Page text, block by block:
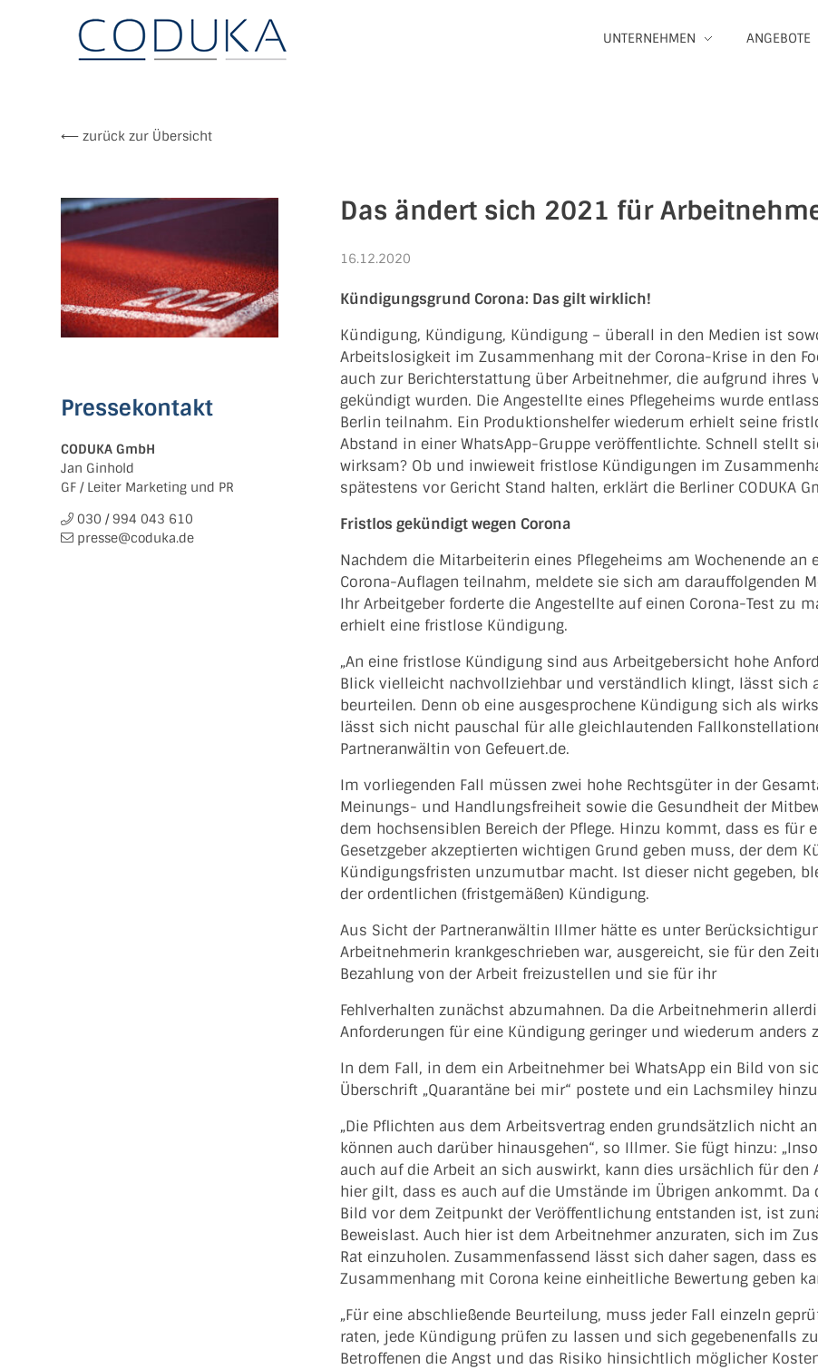
UNTERNEHMEN ANGEBOTE
Das ändert sich 2021 für
16.12.2020
Kündigungsgrund Corona: Das gilt wirklich!
Kündigung, Kündigung, Kündigung – überall in den Medien ist
Arbeitslosigkeit im Zusammenhang mit der Corona-Krise in den
auch zur Berichterstattung über Arbeitnehmer, die aufgrund ihres
gekündigt wurden. Die Angestellte eines Pflegeheims wurde
Berlin teilnahm. Ein Produktionshelfer wiederum erhielt seine
Abstand in einer WhatsApp-Gruppe veröffentlichte. Schnell stellt
wirksam? Ob und inwieweit fristlose Kündigungen im
spätestens vor Gericht Stand halten, erklärt die Berliner CODUKA
Fristlos gekündigt wegen Corona
Nachdem die Mitarbeiterin eines Pflegeheims am Wochenende
Corona-Auflagen teilnahm, meldete sie sich am darauffolgenden
Ihr Arbeitgeber forderte die Angestellte auf einen Corona-Test zu
erhielt eine fristlose Kündigung.
„An eine fristlose Kündigung sind aus Arbeitgebersicht hohe
Blick vielleicht nachvollziehbar und verständlich klingt, lässt sich
beurteilen. Denn ob eine ausgesprochene Kündigung sich als
lässt sich nicht pauschal für alle gleichlautenden
Partneranwältin von Gefeuert.de.
Im vorliegenden Fall müssen zwei hohe Rechtsgüter in der
Meinungs- und Handlungsfreiheit sowie die Gesundheit der
dem hochsensiblen Bereich der Pflege. Hinzu kommt, dass es
Gesetzgeber akzeptierten wichtigen Grund geben muss, der dem
Kündigungsfristen unzumutbar macht. Ist dieser nicht gegeben,
der ordentlichen (fristgemäßen) Kündigung.
Aus Sicht der Partneranwältin Illmer hätte es unter
Arbeitnehmerin krankgeschrieben war, ausgereicht, sie für den
Bezahlung von der Arbeit freizustellen und sie für ihr
Fehlverhalten zunächst abzumahnen. Da die Arbeitnehmerin
Anforderungen für eine Kündigung geringer und wiederum anders
In dem Fall, in dem ein Arbeitnehmer bei WhatsApp ein Bild von
Überschrift „Quarantäne bei mir“ postete und ein Lachsmiley
„Die Pflichten aus dem Arbeitsvertrag enden grundsätzlich nicht
können auch darüber hinausgehen“, so Illmer. Sie fügt hinzu:
auch auf die Arbeit an sich auswirkt, kann dies ursächlich für den
hier gilt, dass es auch auf die Umstände im Übrigen ankommt.
Bild vor dem Zeitpunkt der Veröffentlichung entstanden ist, ist
Beweislast. Auch hier ist dem Arbeitnehmer anzuraten, sich im
Rat einzuholen. Zusammenfassend lässt sich daher sagen, dass
Zusammenhang mit Corona keine einheitliche Bewertung geben
„Für eine abschließende Beurteilung, muss jeder Fall einzeln
raten, jede Kündigung prüfen zu lassen und sich gegebenenfalls
Betroffenen die Angst und das Risiko hinsichtlich möglicher
⟵ zurück zur Übersicht
Pressekontakt
CODUKA GmbH
Jan Ginhold
GF / Leiter Marketing und PR
030 / 994 043 610
presse@coduka.de